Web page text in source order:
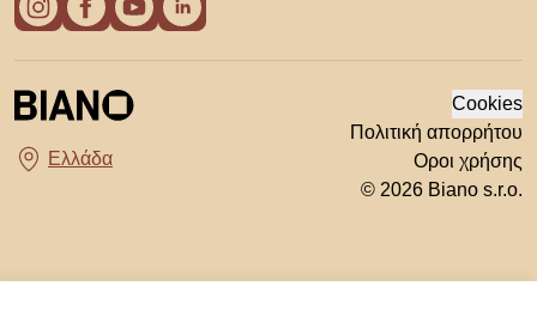
Διάλεξε χώρα
Cookies
Πολιτική απορρήτου
Οροι χρήσης
© 2026 Biano s.r.o.